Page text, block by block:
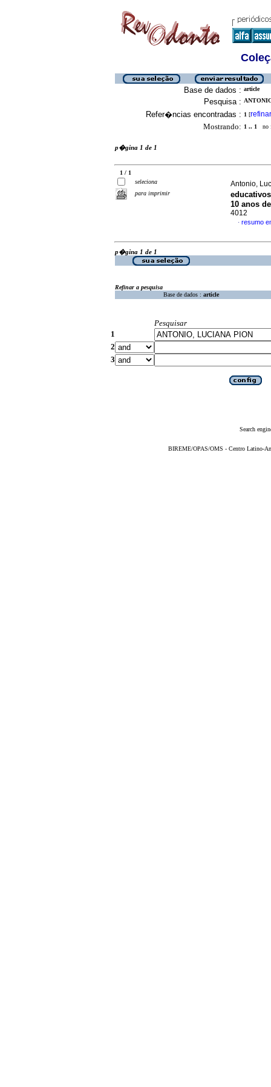
Base de dados : article
Pesquisa :
Refer�ncias encontradas : 1 [refinar
Mostrando: 1 .. 1 no
p�gina 1 de 1
1 / 1
seleciona
para imprimir
Antonio,
10 anos
4012
· resumo
p�gina 1 de 1
Refinar a pesquisa
Base de dados : article
Pesquisar
1
2
3
Search
BIREME/OPAS/OMS - Centro Latino-